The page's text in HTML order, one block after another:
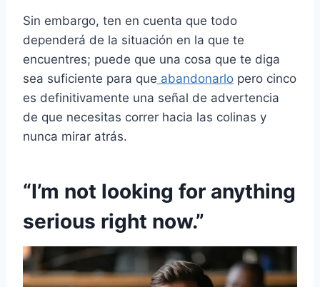
Sin embargo, ten en cuenta que todo
dependerá de la situación en la que te
encuentres; puede que una cosa que te diga
sea suficiente para que abandonarlo pero cinco
es definitivamente una señal de advertencia
de que necesitas correr hacia las colinas y
nunca mirar atrás.
“I’m not looking for anything
serious right now.”